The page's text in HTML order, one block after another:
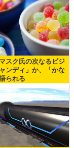
スク氏の次なるビジ
ンディ」か、「かな
られる